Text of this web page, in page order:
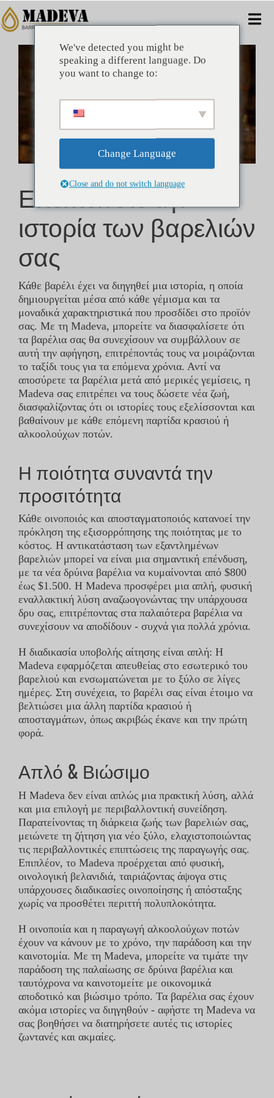
Μετάβαση
στο
περιεχόμενο
ΕΝΑΛΛΑΚΤΙΚΈΣ
ΕΜΠΟΡΙΚΌΣ
ΕΤΑΙΡΊΑ
ΟΦΈΛΗ
ΤΕΧΝΙΚΌΣ
ΕΠΙΚΟΙΝΩΝΊΑ
STOAK
μεγαλύτερης
Επεκτείνετε την
ιστορία των βαρελιών
σας
Κάθε βαρέλι έχει να διηγηθεί μια ιστορία, η οποία
δημιουργείται μέσα από κάθε γέμισμα και τα
μοναδικά χαρακτηριστικά που προσδίδει στο προϊόν
σας. Με τη Madeva, μπορείτε να διασφαλίσετε ότι
τα βαρέλια σας θα συνεχίσουν να συμβάλλουν σε
αυτή την αφήγηση, επιτρέποντάς τους να μοιράζονται
το ταξίδι τους για τα επόμενα χρόνια. Αντί να
αποσύρετε τα βαρέλια μετά από μερικές γεμίσεις, η
Madeva σας επιτρέπει να τους δώσετε νέα ζωή,
διασφαλίζοντας ότι οι ιστορίες τους εξελίσσονται και
βαθαίνουν με κάθε επόμενη παρτίδα κρασιού ή
αλκοολούχων ποτών.
Η ποιότητα συναντά την
προσιτότητα
Κάθε οινοποιός και αποσταγματοποιός κατανοεί την
πρόκληση της εξισορρόπησης της ποιότητας με το
κόστος. Η αντικατάσταση των εξαντλημένων
βαρελιών μπορεί να είναι μια σημαντική επένδυση,
με τα νέα δρύινα βαρέλια να κυμαίνονται από $800
έως $1.500. Η Madeva προσφέρει μια απλή, φυσική
εναλλακτική λύση αναζωογονώντας την υπάρχουσα
δρυ σας, επιτρέποντας στα παλαιότερα βαρέλια να
συνεχίσουν να αποδίδουν - συχνά για πολλά χρόνια.
Η διαδικασία υποβολής αίτησης είναι απλή: Η
Madeva εφαρμόζεται απευθείας στο εσωτερικό του
βαρελιού και ενσωματώνεται με το ξύλο σε λίγες
ημέρες. Στη συνέχεια, το βαρέλι σας είναι έτοιμο να
βελτιώσει μια άλλη παρτίδα κρασιού ή
αποσταγμάτων, όπως ακριβώς έκανε και την πρώτη
φορά.
Απλό & Βιώσιμο
Η Madeva δεν είναι απλώς μια πρακτική λύση, αλλά
και μια επιλογή με περιβαλλοντική συνείδηση.
Παρατείνοντας τη διάρκεια ζωής των βαρελιών σας,
μειώνετε τη ζήτηση για νέο ξύλο, ελαχιστοποιώντας
τις περιβαλλοντικές επιπτώσεις της παραγωγής σας.
Επιπλέον, το Madeva προέρχεται από φυσική,
οινολογική βελανιδιά, ταιριάζοντας άψογα στις
υπάρχουσες διαδικασίες οινοποίησης ή απόσταξης
χωρίς να προσθέτει περιττή πολυπλοκότητα.
Η οινοποιία και η παραγωγή αλκοολούχων ποτών
έχουν να κάνουν με το χρόνο, την παράδοση και την
καινοτομία. Με τη Madeva, μπορείτε να τιμάτε την
παράδοση της παλαίωσης σε δρύινα βαρέλια και
ταυτόχρονα να καινοτομείτε με οικονομικά
αποδοτικό και βιώσιμο τρόπο. Τα βαρέλια σας έχουν
ακόμα ιστορίες να διηγηθούν - αφήστε τη Madeva να
σας βοηθήσει να διατηρήσετε αυτές τις ιστορίες
ζωντανές και ακμαίες.
We've detected you might be
speaking a different language. Do
you want to change to:
Change Language
Close and do not switch language